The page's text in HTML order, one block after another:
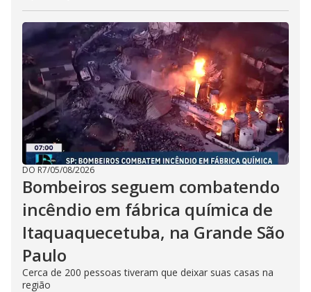
DO R7/05/08/2026
Bombeiros seguem combatendo
incêndio em fábrica química de
Itaquaquecetuba, na Grande São
Paulo
Cerca de 200 pessoas tiveram que deixar suas casas na
região